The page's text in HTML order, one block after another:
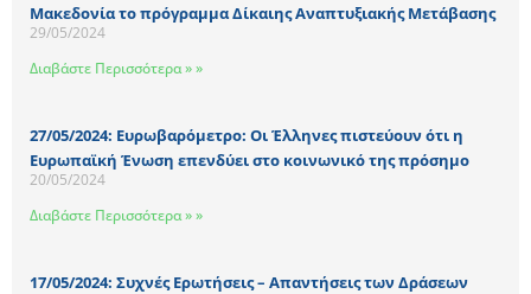
Μακεδονία το πρόγραμμα Δίκαιης Αναπτυξιακής Μετάβασης
29/05/2024
Διαβάστε Περισσότερα » »
27/05/2024: Ευρωβαρόμετρο: Οι Έλληνες πιστεύουν ότι η
Ευρωπαϊκή Ένωση επενδύει στο κοινωνικό της πρόσημο
20/05/2024
Διαβάστε Περισσότερα » »
17/05/2024: Συχνές Ερωτήσεις – Απαντήσεις των Δράσεων